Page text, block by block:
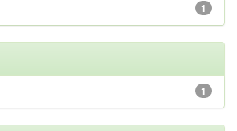
1
1